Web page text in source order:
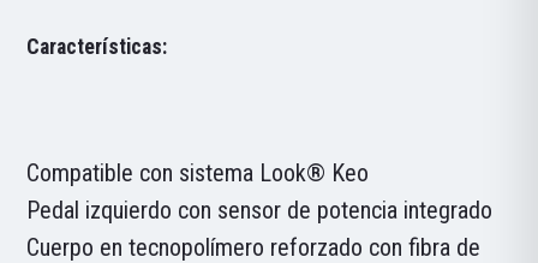
Características:
Compatible con sistema Look® Keo
Pedal izquierdo con sensor de potencia integrado
Cuerpo en tecnopolímero reforzado con fibra de